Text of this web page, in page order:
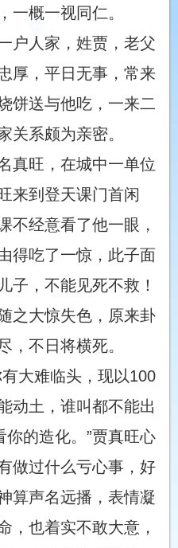
一概一视同仁。
户人家，姓贾，老父
厚，平日无事，常来
饼送与他吃，一来二
关系颇为亲密。
真旺，在城中一单位
来到登天课门首闲
不经意看了他一眼，
得吃了一惊，此子面
子，不能见死不救！
之大惊失色，原来卦
，不日将横死。
大难临头，现以100
动土，谁叫都不能出
的造化。”贾真旺心
做过什么亏心事，好
算声名远播，表情凝
，也着实不敢大意，